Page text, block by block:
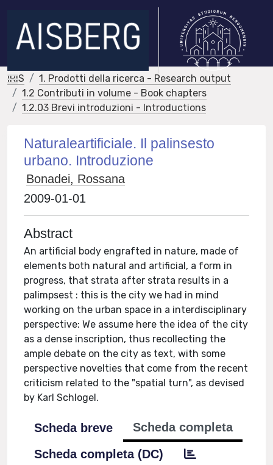
IRIS
1. Prodotti della ricerca - Research output
1.2 Contributi in volume - Book chapters
1.2.03 Brevi introduzioni - Introductions
Naturaleartificiale. Il palinsesto
urbano. Introduzione
Bonadei, Rossana
2009-01-01
Abstract
An artificial body engrafted in nature, made of
elements both natural and artificial, a form in
progress, that strata after strata results in a
palimpsest : this is the city we had in mind
working on the urban space in a interdisciplinary
perspective: We assume here the idea of the city
as a dense inscription, thus recollecting the
ample debate on the city as text, with some
perspective novelties that come from the recent
criticism related to the "spatial turn", as devised
by Karl Schlogel.
Scheda breve
Scheda completa
Scheda completa (DC)